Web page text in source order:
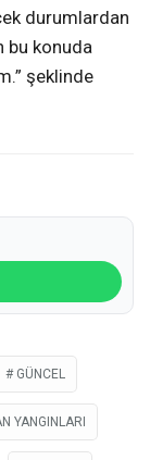
durumlardan
bu konuda
şeklinde
GÜNCEL
YANGINLARI